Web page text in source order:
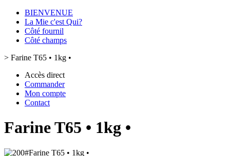
BIENVENUE
La Mie c'est Qui?
Côté fournil
Côté champs
> Farine T65 • 1kg •
Accès direct
Commander
Mon compte
Contact
Farine T65 • 1kg •